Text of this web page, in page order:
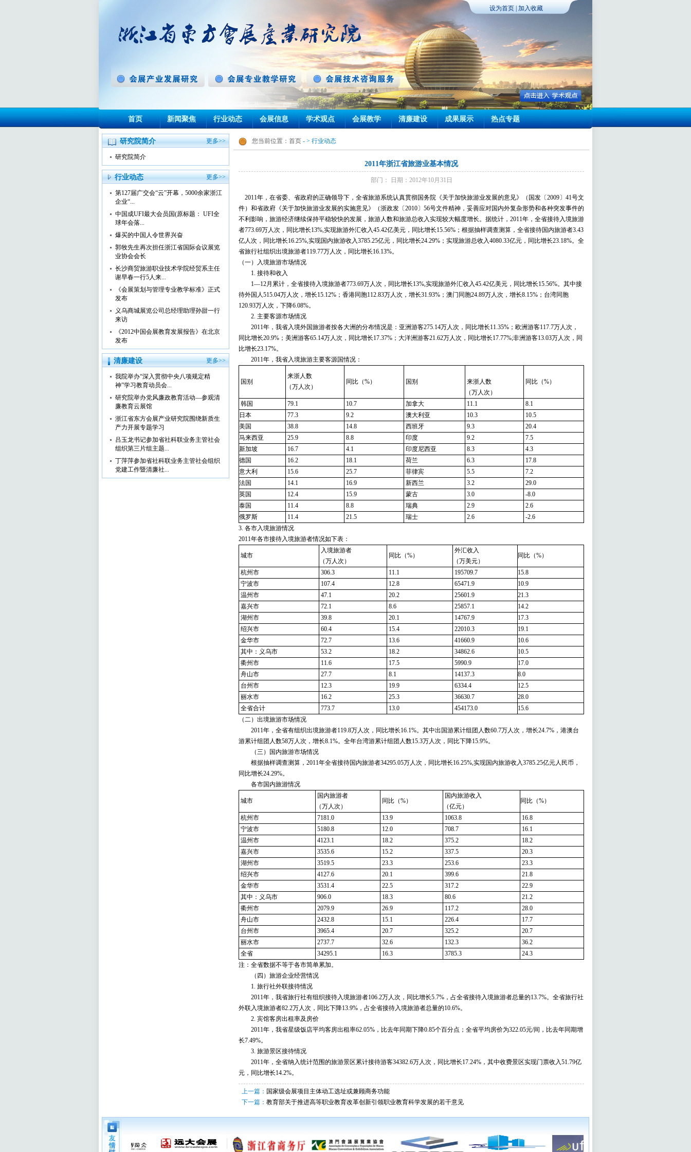
设为首页 加入收藏
首页 新闻聚焦 行业动态 会展信息 学术观点 会展教学 清廉建设 成果展示 热点专题
研究院简介 更多>>
研究院简介
行业动态 更多>>
第127届广交会“云”开幕，5000余家浙江
企业“...
中国成UFI最大会员国(原标题： UFI全
球年会落...
爆买的中国人令世界兴奋
郭牧先生再次担任浙江省国际会议展览
业协会会长
长沙商贸旅游职业技术学院经贸系主任
谢早春一行5人来...
《会展策划与管理专业教学标准》正式
发布
义乌商城展览公司总经理助理孙甜一行
来访
《2012中国会展教育发展报告》在北京
发布
清廉建设 更多>>
我院举办“深入贯彻中央八项规定精
神”学习教育动员会...
研究院举办党风廉政教育活动—参观清
廉教育云展馆
浙江省东方会展产业研究院围绕新质生
产力开展专题学习
吕玉龙书记参加省社科联业务主管社会
组织第三片组主题...
丁萍萍参加省社科联业务主管社会组织
党建工作暨清廉社...
您当前位置： 首页 - > 行业动态
2011年浙江省旅游业基本情况
部门： 日期：2012年10月31日
2011年，在省委、省政府的正确领导下，全省旅游系统认真贯彻国务院《关于加快旅游业发展的意见》（国发〔2009〕41号文
件）和省政府《关于加快旅游业发展的实施意见》（浙政发〔2010〕56号文件精神，妥善应对国内外复杂形势和各种突发事件的
不利影响，旅游经济继续保持平稳较快的发展，旅游人数和旅游总收入实现较大幅度增长。据统计，2011年，全省接待入境旅游
者773.69万人次，同比增长13%,实现旅游外汇收入45.42亿美元，同比增长15.56%；根据抽样调查测算，全省接待国内旅游者3.43
亿人次，同比增长16.25%,实现国内旅游收入3785.25亿元，同比增长24.29%；实现旅游总收入4080.33亿元，同比增长23.18%。全
省旅行社组织出境旅游者119.77万人次，同比增长16.13%。
（一）入境旅游市场情况
1. 接待和收入
1—12月累计，全省接待入境旅游者773.69万人次，同比增长13%,实现旅游外汇收入45.42亿美元，同比增长15.56%。其中接
待外国人515.04万人次，增长15.12%；香港同胞112.83万人次，增长31.93%；澳门同胞24.89万人次，增长8.15%；台湾同胞
120.93万人次，下降6.08%。
2. 主要客源市场情况
2011年，我省入境外国旅游者按各大洲的分布情况是：亚洲游客275.14万人次，同比增长11.35%；欧洲游客117.7万人次，
同比增长20.9%；美洲游客65.14万人次，同比增长17.37%；大洋洲游客21.62万人次，同比增长17.77%;非洲游客13.03万人次，同
比增长23.17%。
2011年，我省入境旅游主要客源国情况：
国别
来浙人数
（万人次）
同比（%） 国别
来浙人数
（万人次）
同比（%）
韩国 79.1 10.7 加拿大 11.1
8.1
日本
77.3 9.2 澳大利亚 10.3
10.5
美国
38.8 14.8 西班牙 9.3
20.4
马来西亚
25.9 8.8 印度 9.2
7.5
新加坡
16.7 4.1 印度尼西亚 8.3
4.3
德国
16.2 18.1 荷兰 6.3
17.8
意大利
15.6 25.7 菲律宾 5.5
7.2
法国
14.1 16.9 新西兰 3.2
29.0
英国
12.4 15.9 蒙古 3.0
-8.0
泰国
11.4 8.8 瑞典 2.9
2.6
俄罗斯
11.4 21.5 瑞士 2.6
-2.6
3. 各市入境旅游情况
2011年各市接待入境旅游者情况如下表：
城市
入境旅游者
（万人次）
同比（%）
外汇收入
（万美元）
同比（%）
杭州市 306.3 11.1 195709.7
15.8
宁波市
107.4 12.8 65471.9
10.9
温州市
47.1 20.2 25601.9
21.3
嘉兴市
72.1 8.6 25857.1
14.2
湖州市
39.8 20.1 14767.9
17.3
绍兴市
60.4 15.4 22010.3
19.1
金华市
72.7 13.6 41660.9
10.6
其中：义乌市
53.2 18.2 34862.6
10.5
衢州市
11.6 17.5 5990.9
17.0
舟山市
27.7 8.1 14137.3
8.0
台州市
12.3 19.9 6334.4
12.5
丽水市
16.2 25.3 36630.7
28.0
全省合计
773.7 13.0 454173.0
15.6
（二）出境旅游市场情况
2011年，全省有组织出境旅游者119.8万人次，同比增长16.1%。其中出国游累计组团人数60.7万人次，增长24.7%，港澳台
游累计组团人数58万人次，增长8.1%。全年台湾游累计组团人数15.3万人次，同比下降15.9%。
（三）国内旅游市场情况
根据抽样调查测算，2011年全省接待国内旅游者34295.05万人次，同比增长16.25%,实现国内旅游收入3785.25亿元人民币，
同比增长24.29%。
各市国内旅游情况
城市
国内旅游者
（万人次）
同比（%）
国内旅游收入
（亿元）
同比（%）
杭州市 7181.0 13.9 1063.8
16.8
宁波市
5180.8 12.0 708.7
16.1
温州市
4123.1 18.2 375.2
18.2
嘉兴市
3535.6 15.2 337.5
20.3
湖州市
3519.5 23.3 253.6
23.3
绍兴市
4127.6 20.1 399.6
21.8
金华市
3531.4 22.5 317.2
22.9
其中：义乌市
906.0 18.3 80.6
21.2
衢州市
2079.9 26.9 117.2
28.0
舟山市
2432.8 15.1 226.4
17.7
台州市
3965.4 20.7 325.2
20.7
丽水市
2737.7 32.6 132.3
36.2
全省
34295.1 16.3 3785.3
24.3
注：全省数据不等于各市简单累加。
（四）旅游企业经营情况
1. 旅行社外联接待情况
2011年，我省旅行社有组织接待入境旅游者106.2万人次，同比增长5.7%，占全省接待入境旅游者总量的13.7%。全省旅行社
外联入境旅游者82.2万人次，同比下降13.9%，占全省接待入境旅游者总量的10.6%。
2. 宾馆客房出租率及房价
2011年，我省星级饭店平均客房出租率62.05%，比去年同期下降0.85个百分点；全省平均房价为322.05元/间，比去年同期增
长7.49%。
3. 旅游景区接待情况
2011年，全省纳入统计范围的旅游景区累计接待游客34382.6万人次，同比增长17.24%，其中收费景区实现门票收入51.79亿
元，同比增长14.2%。
上一篇： 国家级会展项目主体动工选址或兼顾商务功能
下一篇： 教育部关于推进高等职业教育改革创新引领职业教育科学发展的若干意见